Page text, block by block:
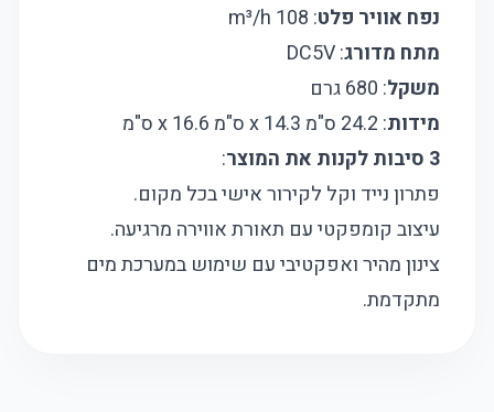
נפח אוויר פלט: 108 m³/h
מתח מדורג: DC5V
משקל: 680 גרם
מידות: 24.2 ס"מ x 14.3 ס"מ x 16.6 ס"מ​
3 סיבות לקנות את המוצר
:
פתרון נייד וקל לקירור אישי בכל מקום.
עיצוב קומפקטי עם תאורת אווירה מרגיעה.
צינון מהיר ואפקטיבי עם שימוש במערכת מים
מתקדמת.